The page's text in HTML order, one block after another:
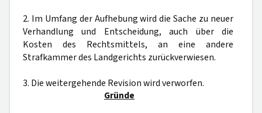
2. Im Umfang der Aufhebung wird die Sache zu neuer
Verhandlung und Entscheidung, auch über die
Kosten des Rechtsmittels, an eine andere
Strafkammer des Landgerichts zurückverwiesen.
3. Die weitergehende Revision wird verworfen.
Gründe